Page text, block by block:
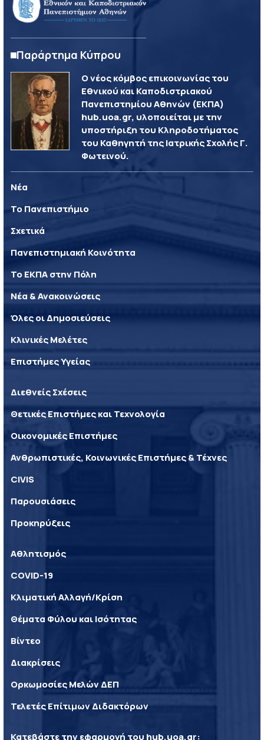
Παράρτημα Κύπρου
Ο νέος κόμβος επικοινωνίας του
Εθνικού και Καποδιστριακού
Πανεπιστημίου Αθηνών (ΕΚΠΑ)
hub.uoa.gr, υλοποιείται με την
υποστήριξη του Κληροδοτήματος
του Καθηγητή της Ιατρικής Σχολής Γ.
Φωτεινού.
Νέα
Το Πανεπιστήμιο
Σχετικά
Πανεπιστημιακή Κοινότητα
Το ΕΚΠΑ στην Πόλη
Νέα & Ανακοινώσεις
Όλες οι Δημοσιεύσεις
Κλινικές Μελέτες
Επιστήμες Υγείας
Διεθνείς Σχέσεις
Θετικές Επιστήμες και Τεχνολογία
Οικονομικές Επιστήμες
Ανθρωπιστικές, Κοινωνικές Επιστήμες & Τέχνες
CIVIS
Παρουσιάσεις
Προκηρύξεις
Αθλητισμός
COVID-19
Κλιματική Αλλαγή/Κρίση
Θέματα Φύλου και Ισότητας
Βίντεο
Διακρίσεις
Ορκωμοσίες Μελών ΔΕΠ
Τελετές Επίτιμων Διδακτόρων
Κατεβάστε την εφαρμογή του hub.uoa.gr: